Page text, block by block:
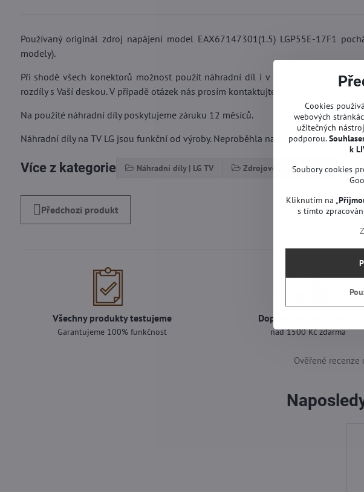
Používaný originál zdroj napájení model EAX67147301(1.5) LGP55E-17F1
modely).
Při shodě všech konektorů možnost použít náhradní díl i v jiných modelech.
rozdíly s Vaší deskou. V případě otázek nás prosím kontaktujte.
Na použité náhradní díly poskytujeme záruku 12 měsíců.
Náhradní díly na TV LG jsou funkční od výroby. Neproběhla na nich žádná oprava
Více z kategorie Náhradní díly | LG TV Zdrojové desky | LG TV
Předchozí produkt
Všechny produkty testujeme
Garantujeme 100% funkčnost
Doprava pouze za 89 Kč
nad 1500 Kč zdarma
Ověřené recenze
Cookies
webových
užitečných
podporou.
k
Soubory cookies
Kliknutím na „
s tímto